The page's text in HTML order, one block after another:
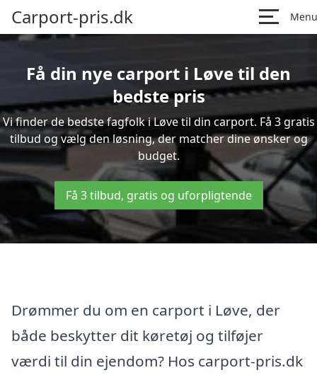
Carport-pris.dk Menu
Få din nye carport i Løve til den
bedste pris
Vi finder de bedste fagfolk i Løve til din carport. Få 3 gratis
tilbud og vælg den løsning, der matcher dine ønsker og
budget.
Få 3 tilbud, gratis og uforpligtende
Drømmer du om en carport i Løve, der
både beskytter dit køretøj og tilføjer
værdi til din ejendom? Hos carport-pris.dk